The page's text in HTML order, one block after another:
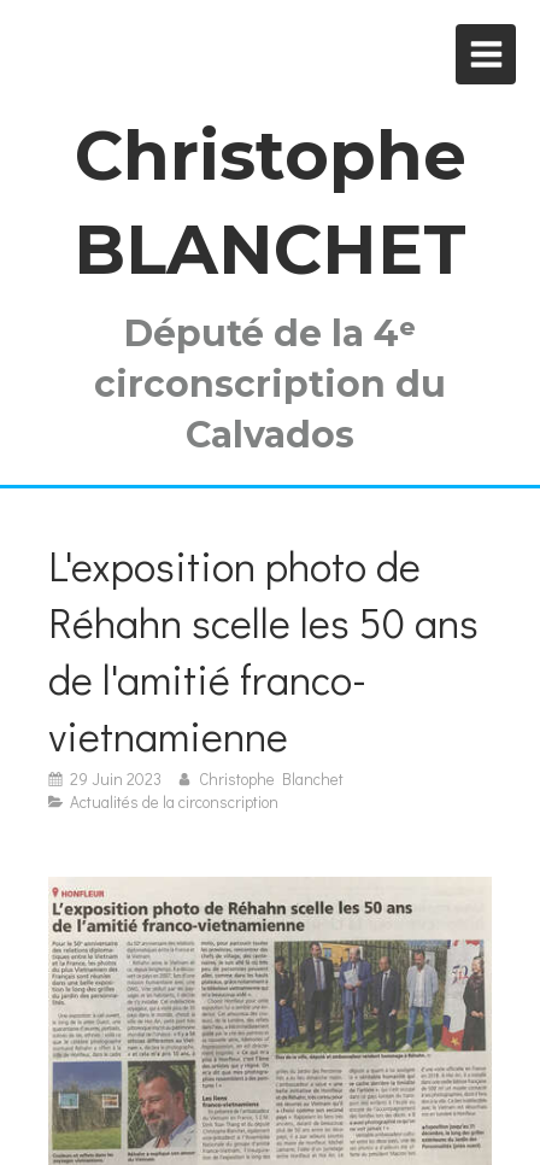
Christophe
BLANCHET
Député de la 4ᵉ
circonscription du
Calvados
L'exposition photo de
Réhahn scelle les 50 ans
de l'amitié franco-
vietnamienne
29 Juin 2023
Christophe Blanchet
Actualités de la circonscription